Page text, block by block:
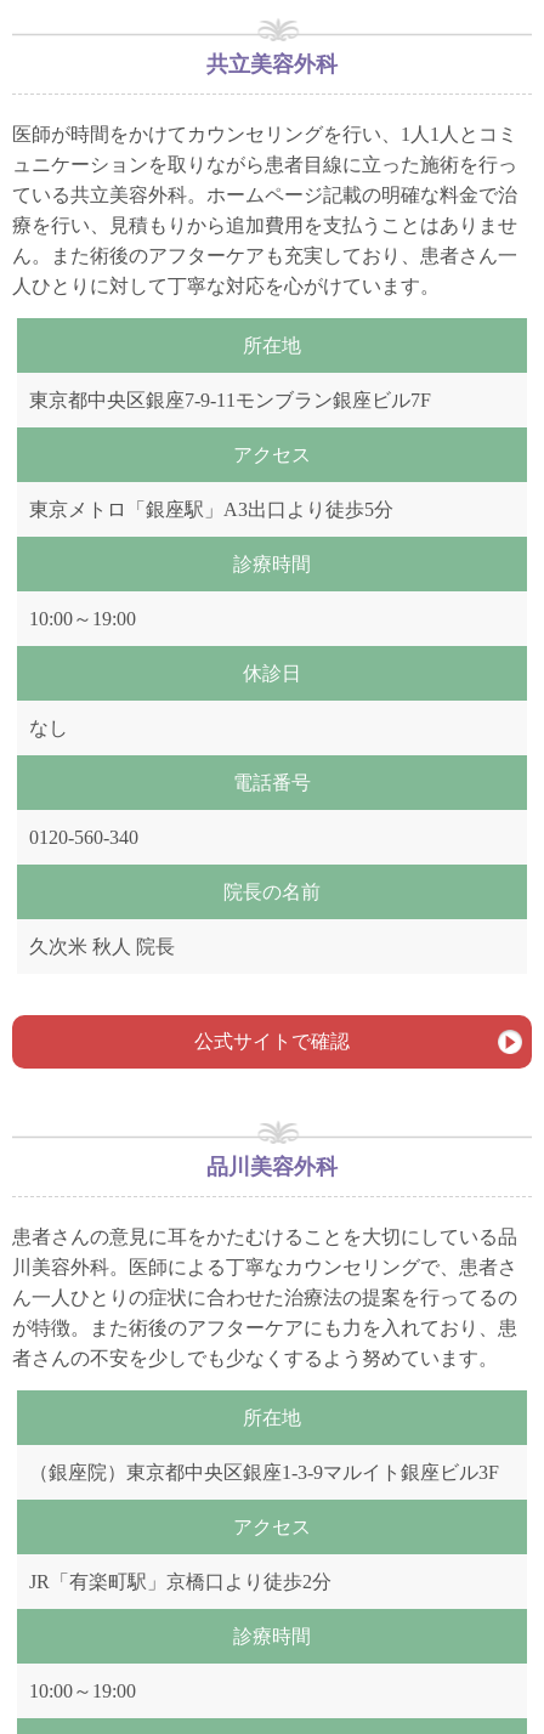
共立美容外科
医師が時間をかけてカウンセリングを行い、1人1人とコミ
ュニケーションを取りながら患者目線に立った施術を行っ
ている共立美容外科。ホームページ記載の明確な料金で治
療を行い、見積もりから追加費用を支払うことはありませ
ん。また術後のアフターケアも充実しており、患者さん一
人ひとりに対して丁寧な対応を心がけています。
所在地
東京都中央区銀座7-9-11モンブラン銀座ビル7F
アクセス
東京メトロ「銀座駅」A3出口より徒歩5分
診療時間
10:00～19:00
休診日
なし
電話番号
0120-560-340
院長の名前
久次米 秋人 院長
公式サイトで確認
品川美容外科
患者さんの意見に耳をかたむけることを大切にしている品
川美容外科。医師による丁寧なカウンセリングで、患者さ
ん一人ひとりの症状に合わせた治療法の提案を行ってるの
が特徴。また術後のアフターケアにも力を入れており、患
者さんの不安を少しでも少なくするよう努めています。
所在地
（銀座院）東京都中央区銀座1-3-9マルイト銀座ビル3F
アクセス
JR「有楽町駅」京橋口より徒歩2分
診療時間
10:00～19:00